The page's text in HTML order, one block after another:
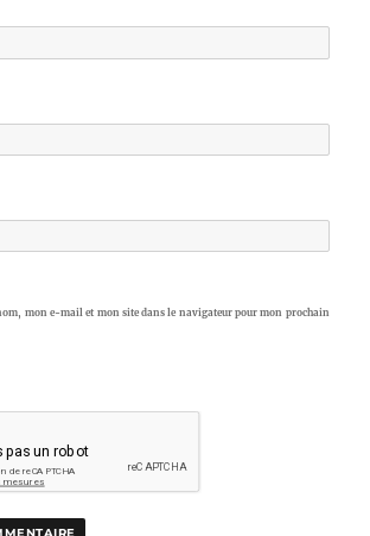
mon e-mail et mon site dans le navigateur pour mon prochain